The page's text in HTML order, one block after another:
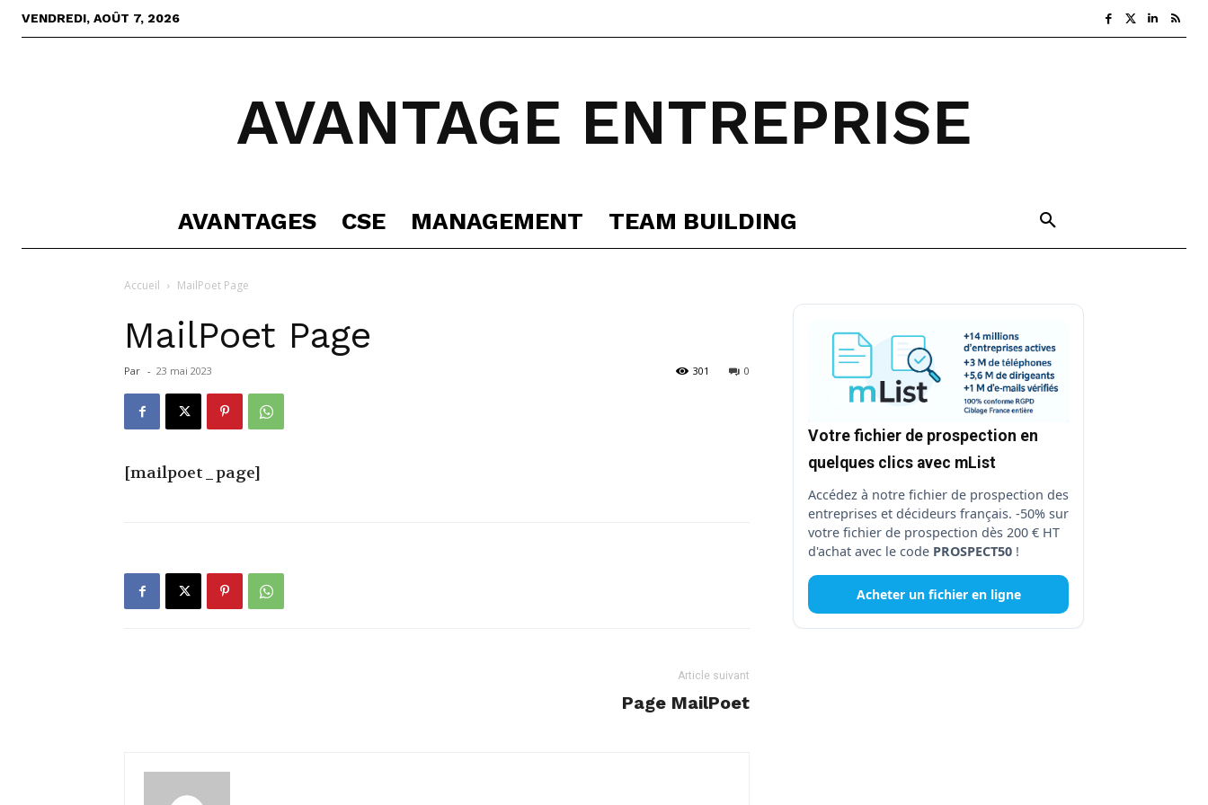
VENDREDI, AOÛT 7, 2026
AVANTAGE ENTREPRISE
AVANTAGES CSE MANAGEMENT TEAM BUILDING
Accueil MailPoet Page
MailPoet Page
Par - 23 mai 2023 0
301
[mailpoet_page]
Article suivant
Page MailPoet
Votre fichier de prospection en
quelques clics avec mList
Accédez à notre fichier de prospection des
entreprises et décideurs français. -50% sur
votre fichier de prospection dès 200 € HT
d'achat avec le code PROSPECT50 !
Acheter un fichier en ligne